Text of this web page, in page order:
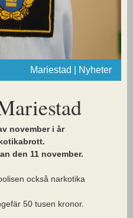
Mariestad | Nyheter
november i år
den 11 november.
också narkotika
50 tusen kronor.